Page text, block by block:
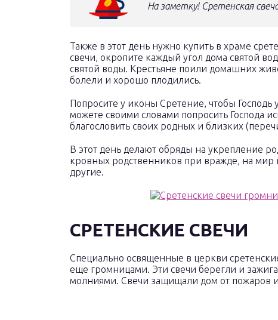
На заметку! Сретенская
Также в этот день нужно купить в храме
свечи, окропите каждый угол дома святой
святой воды. Крестьяне поили домашних
болели и хорошо плодились.
Попросите у иконы Сретение, чтобы
можете своими словами попросить Господа
благословить своих родных и близких
В этот день делают обряды на укрепление
кровных родственников при вражде, на
другие.
СРЕТЕНСКИЕ СВЕЧИ
Специально освященные в церкви
еще громницами. Эти свечи берегли и
молниями. Свечи защищали дом от пожаров